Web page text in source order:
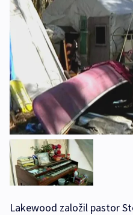
Lakewood založil pastor